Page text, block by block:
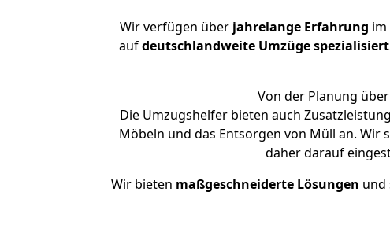
Wir verfügen über jahrelange Erfahrung
aufdeutschlandweite Umzüge
Von der Planung
Die Umzugshelfer bieten auch
Möbeln und das Entsorgen von Müll an. Wir
daher darauf
Wir bieten maßgeschneiderte Lösungen und